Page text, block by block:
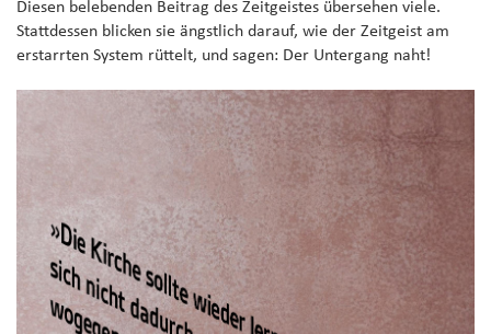
Diesen belebenden Beitrag des Zeitgeistes übersehen viele.
Stattdessen blicken sie ängstlich darauf, wie der Zeitgeist am
erstarrten System rüttelt, und sagen: Der Untergang naht!